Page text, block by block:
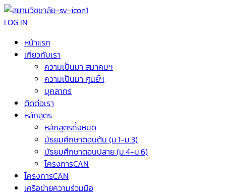
LOG IN
หน้าแรก
เกี่ยวกับเรา
ความเป็นมา สมาคมฯ
ความเป็นมา ศูนย์ฯ
บุคลากร
ติดต่อเรา
หลักสูตร
หลักสูตรทั้งหมด
มัธยมศึกษาตอนต้น (ม.1-ม.3)
มัธยมศึกษาตอนปลาย (ม.4-ม.6)
โครงการCAN
โครงการCAN
เครือข่ายความร่วมมือ